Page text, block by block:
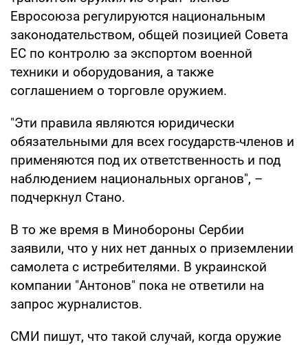
Евросоюза регулируются национальным
законодательством, общей позицией Совета
ЕС по контролю за экспортом военной
техники и оборудования, а также
соглашением о торговле оружием.
"Эти правила являются юридически
обязательными для всех государств-членов и
применяются под их ответственность и под
наблюдением национальных органов", –
подчеркнул Стано.
В то же время в Минобороны Сербии
заявили, что у них нет данных о приземлении
самолета с истребителями. В украинской
компании "Антонов" пока не ответили на
запрос журналистов.
СМИ пишут, что такой случай, когда оружие